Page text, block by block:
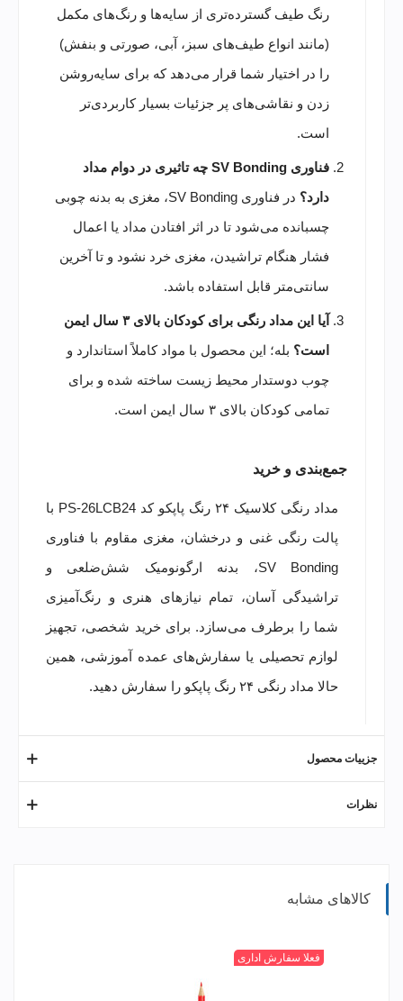
رنگ طیف گسترده‌تری از سایه‌ها و رنگ‌های مکمل
(مانند انواع طیف‌های سبز، آبی، صورتی و بنفش)
را در اختیار شما قرار می‌دهد که برای سایه‌روشن
زدن و نقاشی‌های پر جزئیات بسیار کاربردی‌تر
است.
فناوری SV Bonding چه تاثیری در دوام مداد
دارد؟
در فناوری SV Bonding، مغزی به بدنه چوبی
چسبانده می‌شود تا در اثر افتادن مداد یا اعمال
فشار هنگام تراشیدن، مغزی خرد نشود و تا آخرین
سانتی‌متر قابل استفاده باشد.
آیا این مداد رنگی برای کودکان بالای ۳ سال ایمن
است؟ بله؛ این محصول با مواد کاملاً استاندارد و
چوب دوستدار محیط زیست ساخته شده و برای
تمامی کودکان بالای ۳ سال ایمن است.
جمع‌بندی و خرید
مداد رنگی کلاسیک ۲۴ رنگ پاپکو کد PS-26LCB24 با
پالت رنگی غنی و درخشان، مغزی مقاوم با فناوری
SV Bonding، بدنه ارگونومیک شش‌ضلعی و
تراشیدگی آسان، تمام نیازهای هنری و رنگ‌آمیزی
شما را برطرف می‌سازد. برای خرید شخصی، تجهیز
لوازم تحصیلی یا سفارش‌های عمده آموزشی، همین
حالا مداد رنگی ۲۴ رنگ پاپکو را سفارش دهید.
جزییات محصول
نظرات
کالاهای مشابه
قرمز
فعلا سفارش اداری